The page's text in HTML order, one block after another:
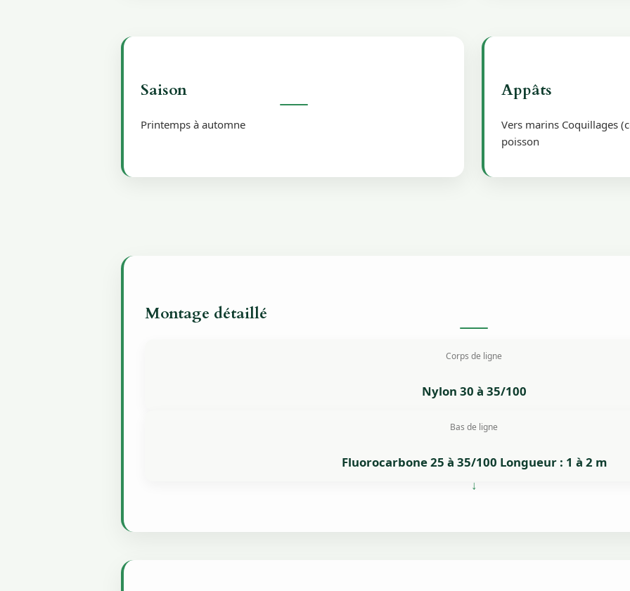
Saison
Printemps à automne
Appâts
Vers marins Coquillages
poisson
Montage détaillé
Corps de ligne
Nylon 30 à 35/100
Bas de ligne
Fluorocarbone 25 à 35/100 Longueur : 1 à 2 m